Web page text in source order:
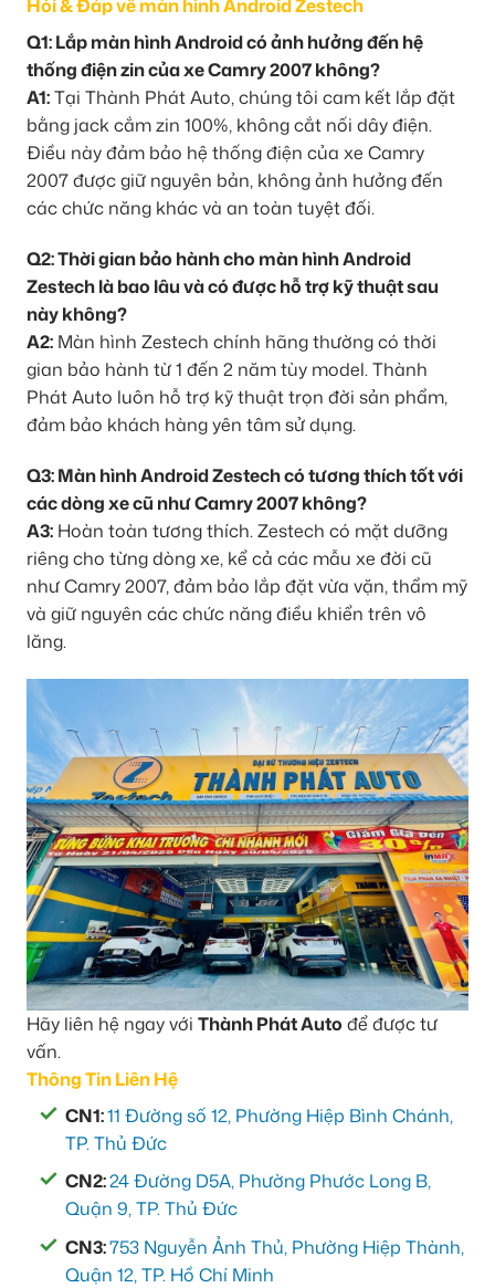
Hỏi & Đáp về màn hình Android Zestech
Q1: Lắp màn hình Android có ảnh hưởng đến hệ
thống điện zin của xe Camry 2007 không?
A1:Tại Thành Phát Auto, chúng tôi cam kết lắp đặt
bằng jack cắm zin 100%, không cắt nối dây điện.
Điều này đảm bảo hệ thống điện của xe Camry
2007 được giữ nguyên bản, không ảnh hưởng đến
các chức năng khác và an toàn tuyệt đối.
Q2: Thời gian bảo hành cho màn hình Android
Zestech là bao lâu và có được hỗ trợ kỹ thuật sau
này không?
A2: Màn hình Zestech chính hãng thường có thời
gian bảo hành từ 1 đến 2 năm tùy model. Thành
Phát Auto luôn hỗ trợ kỹ thuật trọn đời sản phẩm,
đảm bảo khách hàng yên tâm sử dụng.
Q3: Màn hình Android Zestech có tương thích tốt với
các dòng xe cũ như Camry 2007 không?
A3: Hoàn toàn tương thích. Zestech có mặt dưỡng
riêng cho từng dòng xe, kể cả các mẫu xe đời cũ
như Camry 2007, đảm bảo lắp đặt vừa vặn, thẩm mỹ
và giữ nguyên các chức năng điều khiển trên vô
lăng.
Hãy liên hệ ngay với Thành Phát Auto để được tư
vấn.
Thông Tin Liên Hệ
CN1:11 Đường số 12, Phường Hiệp Bình Chánh,
TP. Thủ Đức
CN2:24 Đường D5A, Phường Phước Long B,
Quận 9, TP. Thủ Đức
CN3:753 Nguyễn Ảnh Thủ, Phường Hiệp Thành,
Quận 12, TP. Hồ Chí Minh